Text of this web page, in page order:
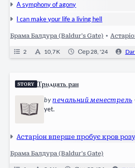
A symphony of agony
I can make your life a living hell
Брама Балдура (Baldur's Gate) •
2 10,7 K Сер 28, '24
STORY Тридцять ран
byпечальний менестрель
yet.
Астаріон вперше пробує кров розумної
Брама Балдура (Baldur's Gate)